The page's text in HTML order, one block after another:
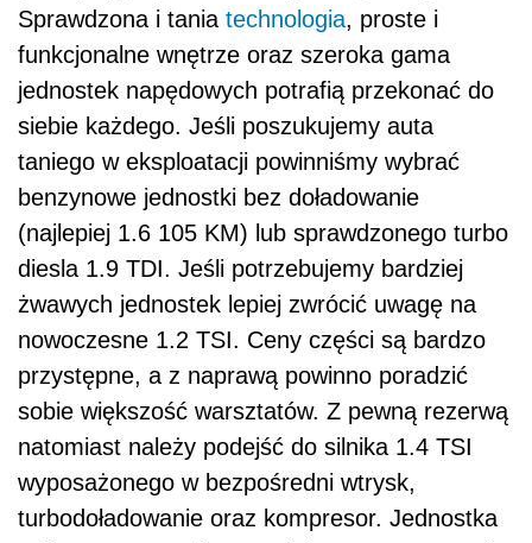
Sprawdzona i tania technologia, proste i
funkcjonalne wnętrze oraz szeroka gama
jednostek napędowych potrafią przekonać do
siebie każdego. Jeśli poszukujemy auta
taniego w eksploatacji powinniśmy wybrać
benzynowe jednostki bez doładowanie
(najlepiej 1.6 105 KM) lub sprawdzonego turbo
diesla 1.9 TDI. Jeśli potrzebujemy bardziej
żwawych jednostek lepiej zwrócić uwagę na
nowoczesne 1.2 TSI. Ceny części są bardzo
przystępne, a z naprawą powinno poradzić
sobie większość warsztatów. Z pewną rezerwą
natomiast należy podejść do silnika 1.4 TSI
wyposażonego w bezpośredni wtrysk,
turbodoładowanie oraz kompresor. Jednostka